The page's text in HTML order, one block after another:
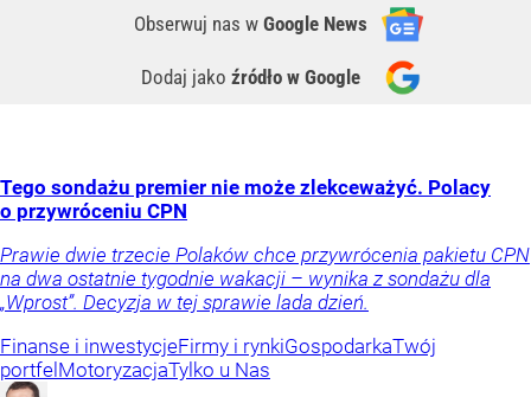
Obserwuj nas w Google News
Dodaj jako źródło w Google
Tego sondażu premier nie może zlekceważyć. Polacy
o przywróceniu CPN
Prawie dwie trzecie Polaków chce przywrócenia pakietu CPN
na dwa ostatnie tygodnie wakacji – wynika z sondażu dla
„Wprost”. Decyzja w tej sprawie lada dzień.
Finanse i inwestycjeFirmy i rynkiGospodarkaTwój
portfel MotoryzacjaTylko u Nas